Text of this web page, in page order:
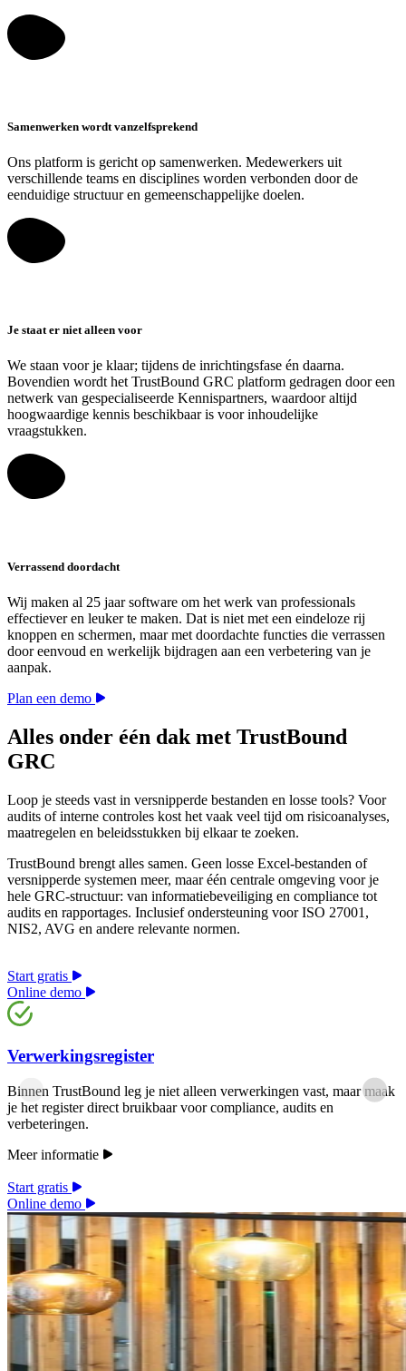
Samenwerken wordt vanzelfsprekend
Ons platform is gericht op samenwerken. Medewerkers uit
verschillende teams en disciplines worden verbonden door de
eenduidige structuur en gemeenschappelijke doelen.
Je staat er niet alleen voor
We staan voor je klaar; tijdens de inrichtingsfase én daarna.
Bovendien wordt het TrustBound GRC platform gedragen door een
netwerk van gespecialiseerde Kennispartners, waardoor altijd
hoogwaardige kennis beschikbaar is voor inhoudelijke
vraagstukken.
Verrassend doordacht
Wij maken al 25 jaar software om het werk van professionals
effectiever en leuker te maken. Dat is niet met een eindeloze rij
knoppen en schermen, maar met doordachte functies die verrassen
door eenvoud en werkelijk bijdragen aan een verbetering van je
aanpak.
Plan een demo
Alles onder één dak met TrustBound
GRC
Loop je steeds vast in versnipperde bestanden en losse tools? Voor
audits of interne controles kost het vaak veel tijd om risicoanalyses,
maatregelen en beleidsstukken bij elkaar te zoeken.
TrustBound brengt alles samen. Geen losse Excel-bestanden of
versnipperde systemen meer, maar één centrale omgeving voor je
hele GRC-structuur: van informatiebeveiliging en compliance tot
audits en rapportages. Inclusief ondersteuning voor ISO 27001,
NIS2, AVG en andere relevante normen.
Start gratis
Online demo
Verwerkingsregister
Binnen TrustBound leg je niet alleen verwerkingen vast, maar maak
je het register direct bruikbaar voor compliance, audits en
verbeteringen.
Meer informatie
Start gratis
Online demo